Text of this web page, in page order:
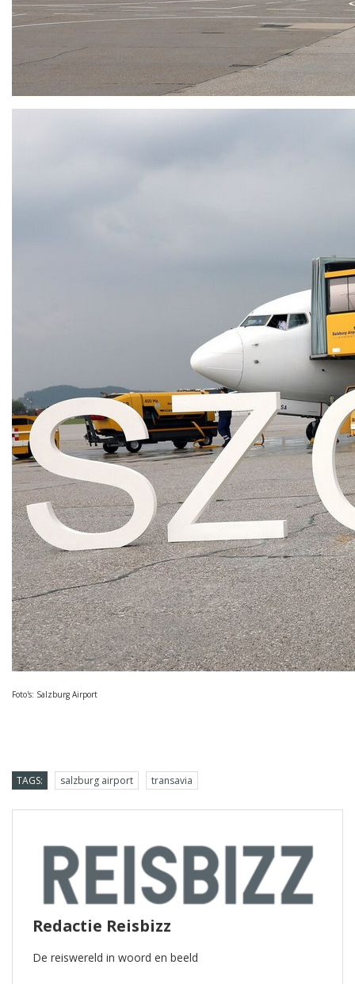
Foto's: Salzburg Airport
TAGS: salzburg airport transavia
Redactie Reisbizz
De reiswereld in woord en beeld